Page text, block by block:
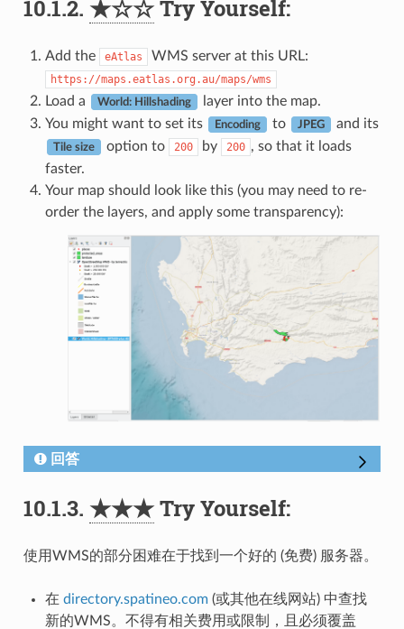
10.1.2. ★☆☆Try Yourself:
Add the eAtlas WMS server at this URL:
https://maps.eatlas.org.au/maps/wms
Load a World: Hillshading
layer into the map.
You might want to set its
Encoding to JPEG and its
Tile size option to 200 by 200 , so that it loads
faster.
Your map should look like this (you may need to re-
order the layers, and apply some transparency):
回答
10.1.3. ★★★Try Yourself:
使用WMS的部分困难在于找到一个好的 (免费) 服务器。
在 directory.spatineo.com(或其他在线网站) 中查找
新的WMS。不得有相关费用或限制，且必须覆盖